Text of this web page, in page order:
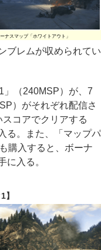
ナスマップ「ホワイトアウト」
ブレムが収められてい
（240MSP）が、7
）がそれぞれ配信さ
コアでクリアする
る。また、「マップパ
購入すると、ボーナ
に入る。
】